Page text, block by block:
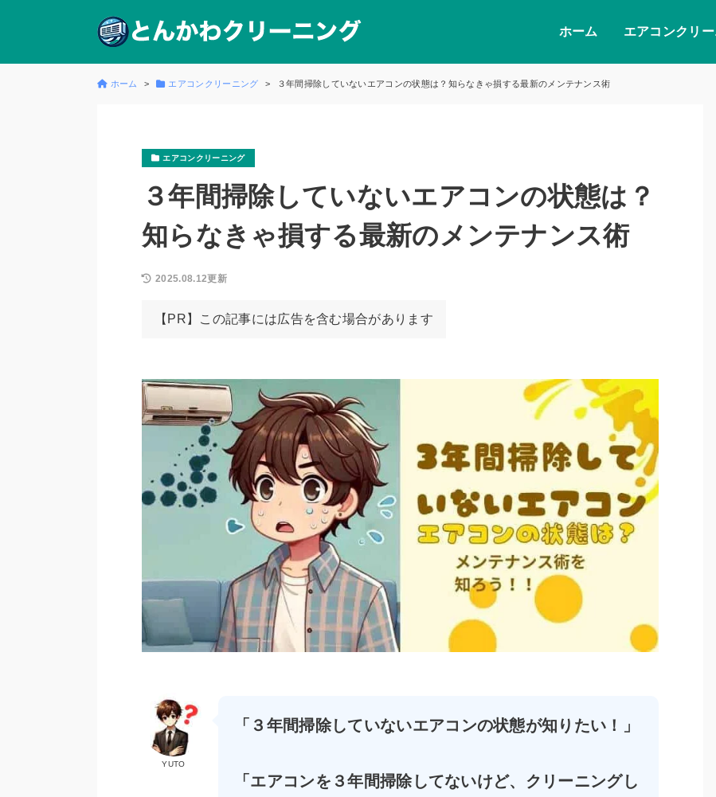
ホーム エアコンクリ
ホーム エアコンクリーニング ３年間掃除していないエアコンの状態は？知らなきゃ損する最新のメンテナンス術
エアコンクリーニング
３年間掃除していないエアコンの状態は？
知らなきゃ損する最新のメンテナンス術
2025.08.12更新
【PR】この記事には広告を含む場合があります
YUTO
「 ３ 年間掃除していないエアコンの状態が知りたい ！ 」
「エアコンを３年間掃除してないけど、クリーニングし